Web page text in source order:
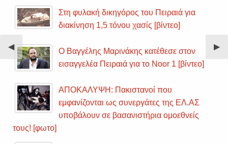
Previous
Slide
◀︎ ▶︎
Στη φυλακή δικηγόρος του Πειραιά για
διακίνηση 1,5 τόνου χασίς [βίντεο]
Ο Βαγγέλης Μαρινάκης κατέθεσε στον
εισαγγελέα Πειραιά για το Noor 1 [βίντεο]
ΑΠΟΚΑΛΥΨΗ: Πακιστανοί που
εμφανίζονται ως συνεργάτες της ΕΛ.ΑΣ
υποβάλουν σε βασανιστήρια ομοεθνείς
τους! [φωτο]